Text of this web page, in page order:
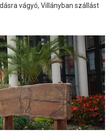
vágyó, Villányban szállást